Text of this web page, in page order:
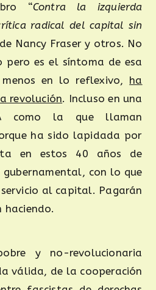
“Contra la izquierda
radical del capital sin
de Nancy Fraser y otros. No
pero es el síntoma de esa
menos en lo reflexivo, ha
revolución. Incluso en una
como la que llaman
ha sido lapidada por
en estos 40 años de
con lo que
al capital. Pagarán
y no-revolucionaria
válida, de la cooperación